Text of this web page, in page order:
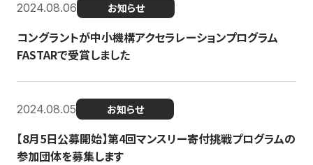
2024.08.06 お知らせ
コングラントが中小機構アクセラレーションプログラム
FASTARで受賞しました
2024.08.05 お知らせ
【8月5日公募開始】第4回マンスリー寄付挑戦プログラムの
参加団体を募集します